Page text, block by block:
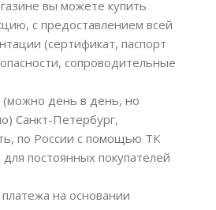
вы можете купить
с предоставлением всей
(сертификат, паспорт
сопроводительные
(можно день в день, но
Санкт-Петербург,
по России с помощью ТК
постоянных покупателей
на основании